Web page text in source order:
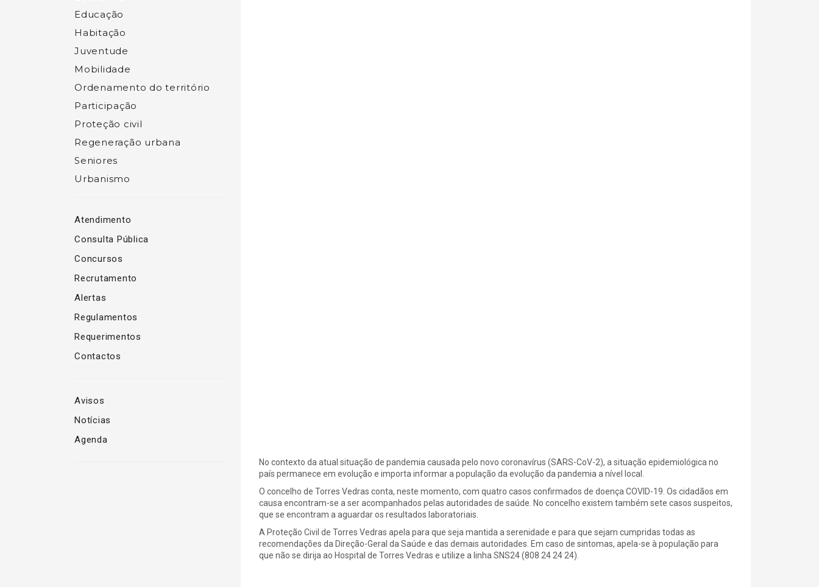
Educação
Habitação
Juventude
Mobilidade
Ordenamento do território
Participação
Proteção civil
Regeneração urbana
Seniores
Urbanismo
Atendimento
Consulta Pública
Concursos
Recrutamento
Alertas
Regulamentos
Requerimentos
Contactos
Avisos
Notícias
Agenda
No contexto da atual situação de pandemia causada pelo novo coronavírus (SARS-CoV-2), a situação epidemiológica no
país permanece em evolução e importa informar a população da evolução da pandemia a nível local.
O concelho de Torres Vedras conta, neste momento, com quatro casos confirmados de doença COVID-19. Os cidadãos em
causa encontram-se a ser acompanhados pelas autoridades de saúde. No concelho existem também sete casos suspeitos,
que se encontram a aguardar os resultados laboratoriais.
A Proteção Civil de Torres Vedras apela para que seja mantida a serenidade e para que sejam cumpridas todas as
recomendações da Direção-Geral da Saúde e das demais autoridades. Em caso de sintomas, apela-se à população para
que não se dirija ao Hospital de Torres Vedras e utilize a linha SNS24 (808 24 24 24).